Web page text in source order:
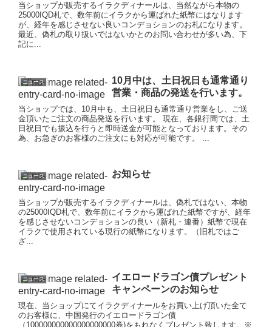
当ショップが販売するイラクディナールは、当然ながら本物の
25000IQD札で、数年前にイラクから運ばれた紙幣にはなります
が、経年を感じさせない良いコンデョションのお札になります。
最近、偽札の取り扱いではないかとのお問い合わせが多い為、下
記に...
ニュース
10月中は、土日祝日も通常通り
営業・商品の発送を行います。
当ショップでは、10月中も、土日祝日も通常通り営業をし、ご送
金頂いたご注文の商品発送を行います。 現在、各銀行間では、土
日祝日でも振込を行うと即時送金が可能となっております。その
為、お急ぎのお客様のご注文にも対応が可能です。 ...
ニュース お知らせ
当ショップが販売するイラクディナールは、偽札ではない、本物
の25000IQD札で、数年前にイラクから運ばれた紙幣ですが、経年
を感じさせないコンデョションの良い（新札・連番）紙幣で現在
イラクで使用されている現行の紙幣になります。（旧札ではご
ざ...
ニュース
イエロードラゴン債プレゼント
キャンペーンのお知らせ
現在、当ショップにてイラクディナールをお買い上げ頂いた全て
のお客様に、中国発行のイエロードラゴン債
（100000000000000000000券)をもれなくプレゼント致します。※